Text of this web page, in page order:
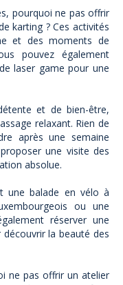
pourquoi ne pas offrir
karting ? Ces activités
et des moments de
pouvez également
laser game pour une
et de bien-être,
relaxant. Rien de
après une semaine
une visite des
absolue.
une balade en vélo à
ou une
réserver une
la beauté des
ne pas offrir un atelier